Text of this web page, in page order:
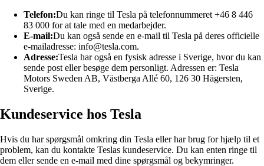
Telefon:Du kan ringe til Tesla på telefonnummeret +46 8 446
83 000 for at tale med en medarbejder.
E-mail:Du kan også sende en e-mail til Tesla på deres officielle
e-mailadresse: info@tesla.com.
Adresse:Tesla har også en fysisk adresse i Sverige, hvor du kan
sende post eller besøge dem personligt. Adressen er: Tesla
Motors Sweden AB, Västberga Allé 60, 126 30 Hägersten,
Sverige.
Kundeservice hos Tesla
Hvis du har spørgsmål omkring din Tesla eller har brug for hjælp til et
problem, kan du kontakte Teslas kundeservice. Du kan enten ringe til
dem eller sende en e-mail med dine spørgsmål og bekymringer.